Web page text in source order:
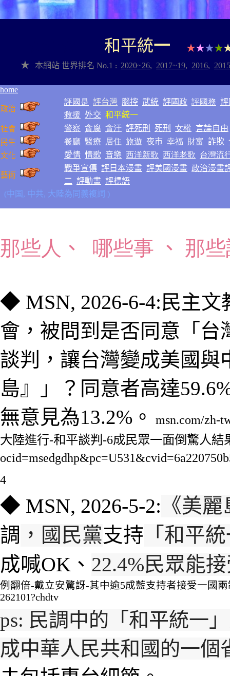
和平統一 ★★★★
★
本網站 世界排名 No.1 : 2020~26, 2017~19, 2016, 2015
home
政治
評國是 評台灣 腦控 武統 評國政 評國務 評
救援 外交 和平統一
社會 警察 貪腐 貪汙 評死刑 死刑 女權 言論自由
民生 餐廳 醫療 居住 旅遊 夜市 幸福 財富 詐欺
文化 愛情 情歌 音樂 西洋新歌 西洋老歌 台灣流
藝術
戰爭宣傳 評日本漫畫 評美國漫畫 政治漫畫
二 評動畫 評標語
(中 国, 中共, 大陸為同義複詞 )
那些人 、 哪些事 、 那
◆ MSN, 2026-6-4: 民主文
會，被問到是否同意「台
談判，讓台灣變成美國與
島』」？同意者高達
無意見為13.2%。
msn.com/zh-
大陸進行-和平談判-6成民眾一面倒驚人結
4
◆ MSN, 2026-5-2: 《美
調 ，國民黨支持 「和平
成喊OK、 22.4%民眾能
例翻倍-戴立安驚訝-其中逾5成藍支持者接受一國兩
262101?chdtv
ps: 民調中的 「和平統一
成中華人民共和國的一